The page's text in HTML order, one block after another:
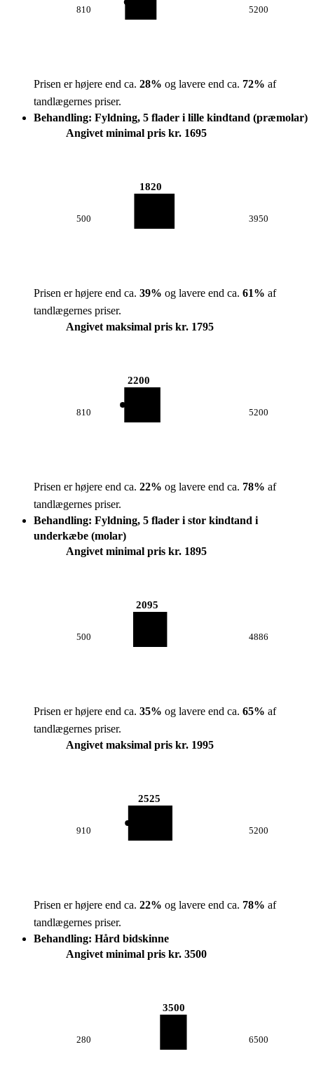
810 5200
Prisen er højere end ca. 28% og lavere end ca. 72% af
tandlægernes priser.
Behandling: Fyldning, 5 flader i lille kindtand (præmolar)
Angivet minimal pris kr. 1695
500
1820
3950
Prisen er højere end ca. 39% og lavere end ca. 61% af
tandlægernes priser.
Angivet maksimal pris kr. 1795
810
2200
5200
Prisen er højere end ca. 22% og lavere end ca. 78% af
tandlægernes priser.
Behandling: Fyldning, 5 flader i stor kindtand i
underkæbe (molar)
Angivet minimal pris kr. 1895
500
2095
4886
Prisen er højere end ca. 35% og lavere end ca. 65% af
tandlægernes priser.
Angivet maksimal pris kr. 1995
910
2525
5200
Prisen er højere end ca. 22% og lavere end ca. 78% af
tandlægernes priser.
Behandling: Hård bidskinne
Angivet minimal pris kr. 3500
280
3500
6500